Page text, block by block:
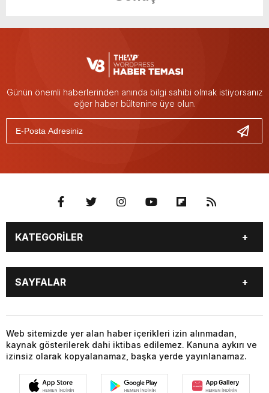
Günün önemli haberlerinden anında bilgi sahibi olmak istiyorsanız
eğer haber bültenine üye olun.
KATEGORİLER
BURÇLAR
CANLI BORSA
CANLI SONUÇLAR
COVID-19
FİKSTÜR
FİRMA EKLE
FİRMA REHBERİ
GAZETE OKU
GAZETELER
HABER GÖNDER
HAVA DURUMU
NÖBETÇİ ECZANELER
PARİTELER
SAYFALAR
CANLI SONUÇLAR
CANLI TV
COVID-19
FİKSTÜR
FİRMA EKLE
FİRMA REHBERİ
GAZETE OKU
GAZETELER
Web sitemizde yer alan haber içerikleri izin alınmadan,
kaynak gösterilerek dahi iktibas edilemez. Kanuna aykırı ve
izinsiz olarak kopyalanamaz, başka yerde yayınlanamaz.